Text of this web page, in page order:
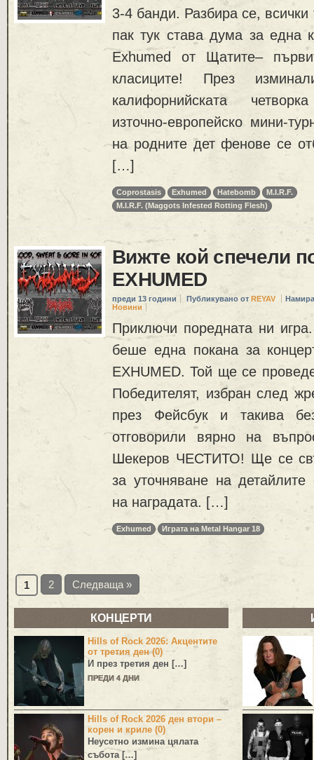
3-4 банди. Разбира се,
пак тук става дума за една
Exhumed от Щатите–
класиците! През
калифорнийската
източно-европейско мини-
на родните дет фенове се
[…]
Coprostasis Exhumed Hatebomb
M.I.R.F.
M.I.R.F. (Maggots Infested Rotting Flesh)
Вижте кой спечели
EXHUMED
преди 13 години Публикувано от REYAV
Новини
Приключи поредната ни
беше една покана за
EXHUMED. Той ще се
Победителят, избран след
през Фейсбук и такива
отговорили вярно на
Шекеров ЧЕСТИТО! Ще се
за уточняване на детайлите
на наградата. […]
Exhumed Играта на Metal Hangar 18
1 2 Следваща »
КОНЦЕРТИ
Hills of Rock 2026: Акцентите
от третия ден (0)
И през третия ден […]
ПРЕДИ 4 ДНИ
Hills of Rock 2026 ден втори –
корен и криле (0)
Неусетно измина цялата
събота […]